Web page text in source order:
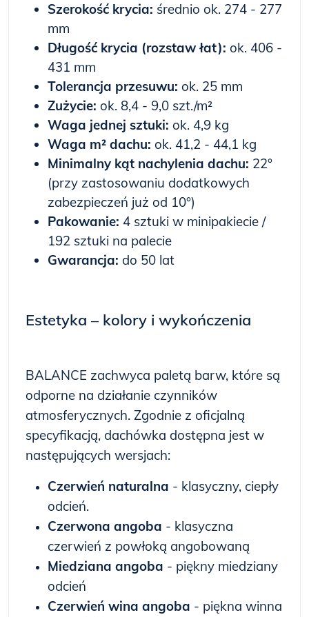
Szerokość krycia: średnio ok. 274 - 277
mm
Długość krycia (rozstaw łat): ok. 406 -
431 mm
Tolerancja przesuwu: ok. 25 mm
Zużycie: ok. 8,4 - 9,0 szt./m²
Waga jednej sztuki: ok. 4,9 kg
Waga m² dachu: ok. 41,2 - 44,1 kg
Minimalny kąt nachylenia dachu: 22°
(przy zastosowaniu dodatkowych
zabezpieczeń już od 10°)
Pakowanie: 4 sztuki w minipakiecie /
192 sztuki na palecie
Gwarancja: do 50 lat
Estetyka – kolory i wykończenia
BALANCE zachwyca paletą barw, które są
odporne na działanie czynników
atmosferycznych. Zgodnie z oficjalną
specyfikacją, dachówka dostępna jest w
następujących wersjach:
Czerwień naturalna - klasyczny, ciepły
odcień.
Czerwona angoba - klasyczna
czerwień z powłoką angobowaną
Miedziana angoba - piękny miedziany
odcień
Czerwień wina angoba - piękna winna